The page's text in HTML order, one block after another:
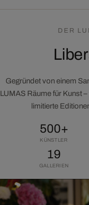
DER
Gegründet von einem
LUMAS Räume für Kunst
limitierte
500+
KÜNSTLER
19
GALLERIEN